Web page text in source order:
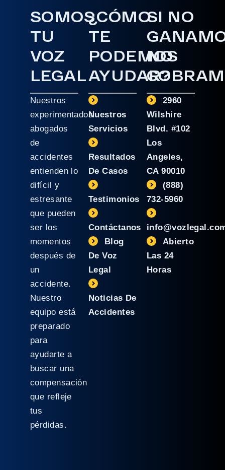
SOMOS
TU
VOZ
LEGAL
Nuestros
experimentados
abogados
de
accidentes
entienden lo
difícil y
estresante
que pueden
ser los
momentos
después de
un
accidente.
Nuestro
equipo está
preparado
para
ayudarte a
buscar una
compensación
que refleje
tus
pérdidas.
¿CÓMO
TE
PODEMOS
AYUDAR?
Nuestros
Servicios
Resultados
De Casos
Testimonios
Contáctanos
Blog
De Voz
Legal
Noticias De
Accidentes
SI NO
NO
2960
Wilshire
Blvd. #102
Los
Angeles,
CA 90010
(888)
732-5960
Abierto
Las 24
Horas